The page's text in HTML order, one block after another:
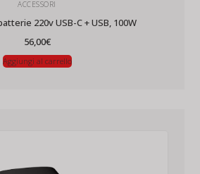
ACCESSORI
220v USB-C + USB, 100W
56,00€
Aggiungi al carrello